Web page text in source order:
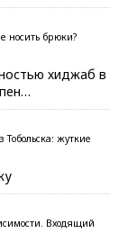
брюки?
хиджаб в
Тобольска: жуткие
Входящий